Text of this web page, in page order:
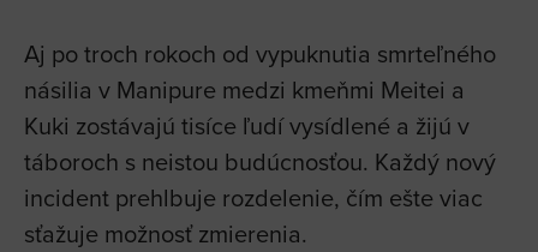
Aj po troch rokoch od vypuknutia smrteľného
násilia v Manipure medzi kmeňmi Meitei a
Kuki zostávajú tisíce ľudí vysídlené a žijú v
táboroch s neistou budúcnosťou. Každý nový
incident prehlbuje rozdelenie, čím ešte viac
sťažuje možnosť zmierenia.